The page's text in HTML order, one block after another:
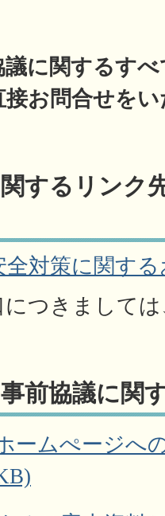
に関するす
接お問合せを
するリンク
対策に関す
つきまして
前協議に関
ームぺージへ